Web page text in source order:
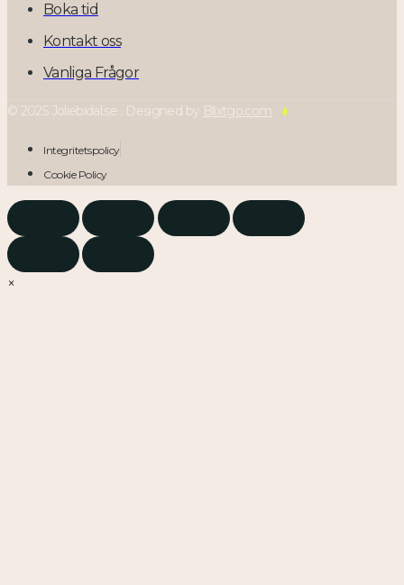
Boka tid
Kontakt oss
Vanliga Frågor
© 2025 Joliebidal.se . Designed by Blixtgo.com
Integritetspolicy
Cookie Policy
×